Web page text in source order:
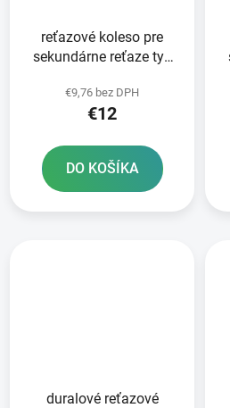
reťazové koleso pre
sekundárne reťaze typ
zubov
€9,76 bez DPH
€12
DO KOŠÍKA
duralové reťazové